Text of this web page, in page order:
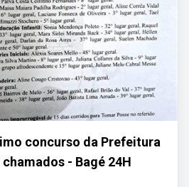
concurso da Prefeitura
- Bagé 24H